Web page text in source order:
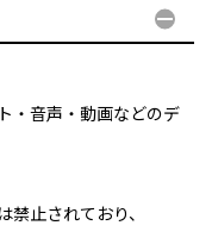
・音声・動画などのデ
禁止されており、